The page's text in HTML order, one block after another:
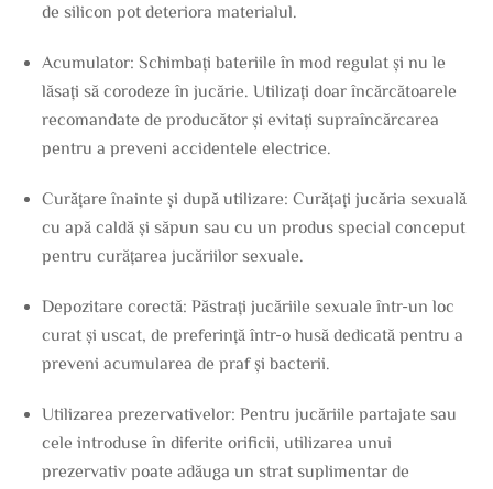
de silicon pot deteriora materialul.
Acumulator: Schimbați bateriile în mod regulat și nu le
lăsați să corodeze în jucărie. Utilizați doar încărcătoarele
recomandate de producător și evitați supraîncărcarea
pentru a preveni accidentele electrice.
Curățare înainte și după utilizare: Curățați jucăria sexuală
cu apă caldă și săpun sau cu un produs special conceput
pentru curățarea jucăriilor sexuale.
Depozitare corectă: Păstrați jucăriile sexuale într-un loc
curat și uscat, de preferință într-o husă dedicată pentru a
preveni acumularea de praf și bacterii.
Utilizarea prezervativelor: Pentru jucăriile partajate sau
cele introduse în diferite orificii, utilizarea unui
prezervativ poate adăuga un strat suplimentar de